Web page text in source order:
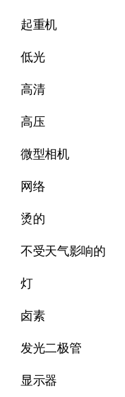
起重机
低光
高清
高压
微型相机
网络
烫的
不受天气影响的
灯
卤素
发光二极管
显示器